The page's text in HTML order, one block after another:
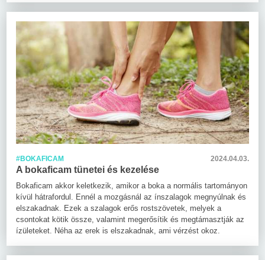
#BOKAFICAM 2024.04.03.
A bokaficam tünetei és kezelése
Bokaficam akkor keletkezik, amikor a boka a normális tartományon
kívül hátrafordul. Ennél a mozgásnál az ínszalagok megnyúlnak és
elszakadnak. Ezek a szalagok erős rostszövetek, melyek a
csontokat kötik össze, valamint megerősítik és megtámasztják az
ízületeket. Néha az erek is elszakadnak, ami vérzést okoz.